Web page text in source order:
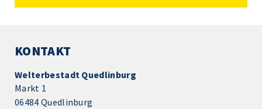
KONTAKT
Welterbestadt Quedlinburg
Markt 1
06484 Quedlinburg